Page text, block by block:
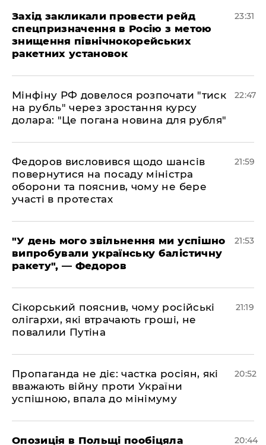
​Захід закликали провести рейд
спецпризначення в Росію з метою
знищення північнокорейських
ракетних установок
23:31
​Мінфіну РФ довелося розпочати "тиск
на рубль" через зростання курсу
долара: "Це погана новина для рубля"
22:47
​Федоров висловився щодо шансів
повернутися на посаду міністра
оборони та пояснив, чому не бере
участі в протестах
21:59
​"У день мого звільнення ми успішно
випробували українську балістичну
ракету", — Федоров
21:53
​Сікорський пояснив, чому російські
олігархи, які втрачають гроші, не
повалили Путіна
21:19
​Пропаганда не діє: частка росіян, які
вважають війну проти України
успішною, впала до мінімуму
20:52
​Опозиція в Польщі пообіцяла 20:44